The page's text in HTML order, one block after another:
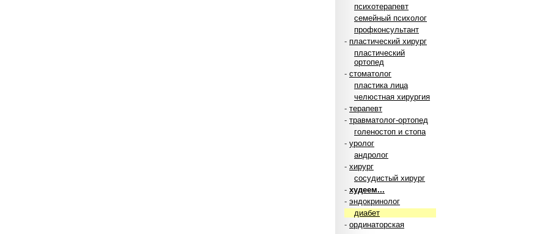
психотерапевт
семейный психолог
профконсультант
- пластический хирург
пластический
ортопед
- стоматолог
пластика лица
челюстная хирургия
- терапевт
- травматолог-ортопед
голеностоп и стопа
- уролог
андролог
- хирург
сосудистый хирург
- худеем...
- эндокринолог
диабет
- ординаторская